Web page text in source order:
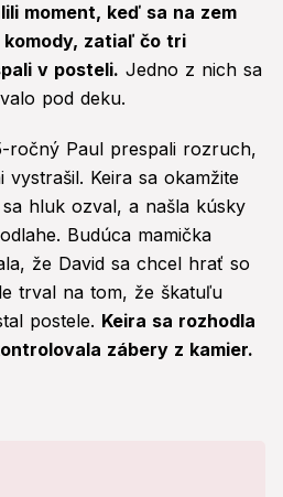
moment, keď sa na zem
zatiaľ čo tri
v posteli. Jedno z nich sa
pod deku.
ročný Paul prespali rozruch,
Keira sa okamžite
hluk ozval, a našla kúsky
Budúca mamička
že David sa chcel hrať so
trval na tom, že škatuľu
postele. Keira sa rozhodla
zábery z kamier.